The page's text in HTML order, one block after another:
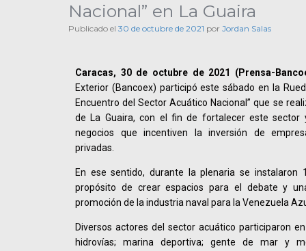
Nacional” en La Guaira
Publicado el 30 de octubre de 2021 por Jordan Salas
Caracas, 30 de octubre de 2021 (Prensa-
Exterior (Bancoex) participó este sábado en la
Encuentro del Sector Acuático Nacional” que se
de La Guaira, con el fin de fortalecer este sector
negocios que incentiven la inversión de
privadas.
En ese sentido, durante la plenaria se
propósito de crear espacios para el debate y
promoción de la industria naval para la Venezuela
Diversos actores del sector acuático participaron
hidrovías; marina deportiva; gente de mar y